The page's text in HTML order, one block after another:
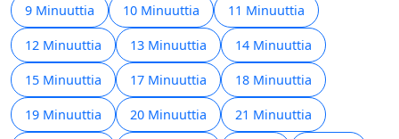
9 Minuuttia 10 Minuuttia 11 Minuuttia
12 Minuuttia 13 Minuuttia 14 Minuuttia
15 Minuuttia 17 Minuuttia 18 Minuuttia
19 Minuuttia 20 Minuuttia 21 Minuuttia